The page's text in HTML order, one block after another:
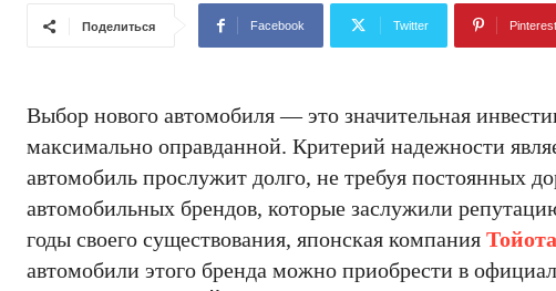
Поделиться Facebook Twitter Pinterest
Выбор нового автомобиля — это значительная
максимально оправданной. Критерий надежности
автомобиль прослужит долго, не требуя постоянных
автомобильных брендов, которые заслужили
годы своего существования, японская компания Тойота
автомобили этого бренда можно приобрести в